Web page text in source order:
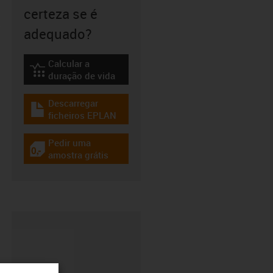
certeza se é
adequado?
igus-icon-lebensdauerrechner
Calcular a
duração de vida
igus-icon-download-plan
Descarregar
ficheiros EPLAN
igus-icon-gratismuster
Pedir uma
amostra grátis